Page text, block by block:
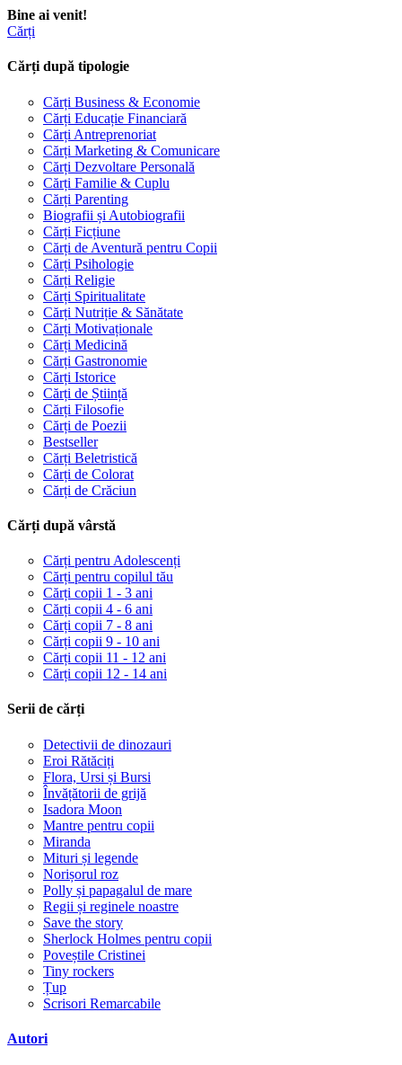
Bine ai venit!
Cărți
Cărți după tipologie
Cărți Business & Economie
Cărți Educație Financiară
Cărți Antreprenoriat
Cărți Marketing & Comunicare
Cărți Dezvoltare Personală
Cărți Familie & Cuplu
Cărți Parenting
Biografii și Autobiografii
Cărți Ficțiune
Cărți de Aventură pentru Copii
Cărți Psihologie
Cărți Religie
Cărți Spiritualitate
Cărți Nutriție & Sănătate
Cărți Motivaționale
Cărți Medicină
Cărți Gastronomie
Cărți Istorice
Cărți de Știință
Cărți Filosofie
Cărți de Poezii
Bestseller
Cărți Beletristică
Cărți de Colorat
Cărți de Crăciun
Cărți după vârstă
Cărți pentru Adolescenți
Cărți pentru copilul tău
Cărți copii 1 - 3 ani
Cărți copii 4 - 6 ani
Cărți copii 7 - 8 ani
Cărți copii 9 - 10 ani
Cărți copii 11 - 12 ani
Cărți copii 12 - 14 ani
Serii de cărți
Detectivii de dinozauri
Eroi Rătăciți
Flora, Ursi și Bursi
Învățătorii de grijă
Isadora Moon
Mantre pentru copii
Miranda
Mituri și legende
Norișorul roz
Polly și papagalul de mare
Regii și reginele noastre
Save the story
Sherlock Holmes pentru copii
Poveștile Cristinei
Tiny rockers
Țup
Scrisori Remarcabile
Autori